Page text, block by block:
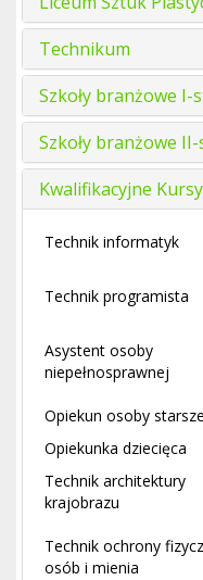
Technikum
Szkoły branżowe I-
Szkoły branżowe
Kwalifikacyjne
Technik informatyk
Technik programista
Asystent osoby
niepełnosprawnej
Opiekun osoby
Opiekunka dziecięca
Technik architektury
krajobrazu
Technik ochrony
osób i mienia